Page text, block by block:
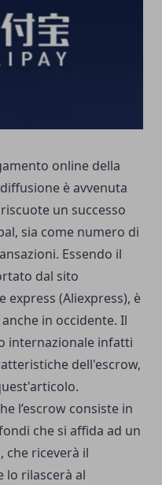
online della
è avvenuta
un successo
sia come numero di
Essendo il
dal sito
express (Aliexpress), è
in occidente. Il
internazionale infatti
dell'escrow,
l’escrow consiste in
che si affida ad un
che riceverà il
lo rilascerà al